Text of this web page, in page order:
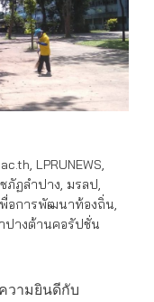
, LPRUNEWS,
ภัฏลำปาง, มรลป,
พื่อการพัฒนาท้องถิ่น,
ปางต้านคอรัปชั่น
วามยินดีกับ